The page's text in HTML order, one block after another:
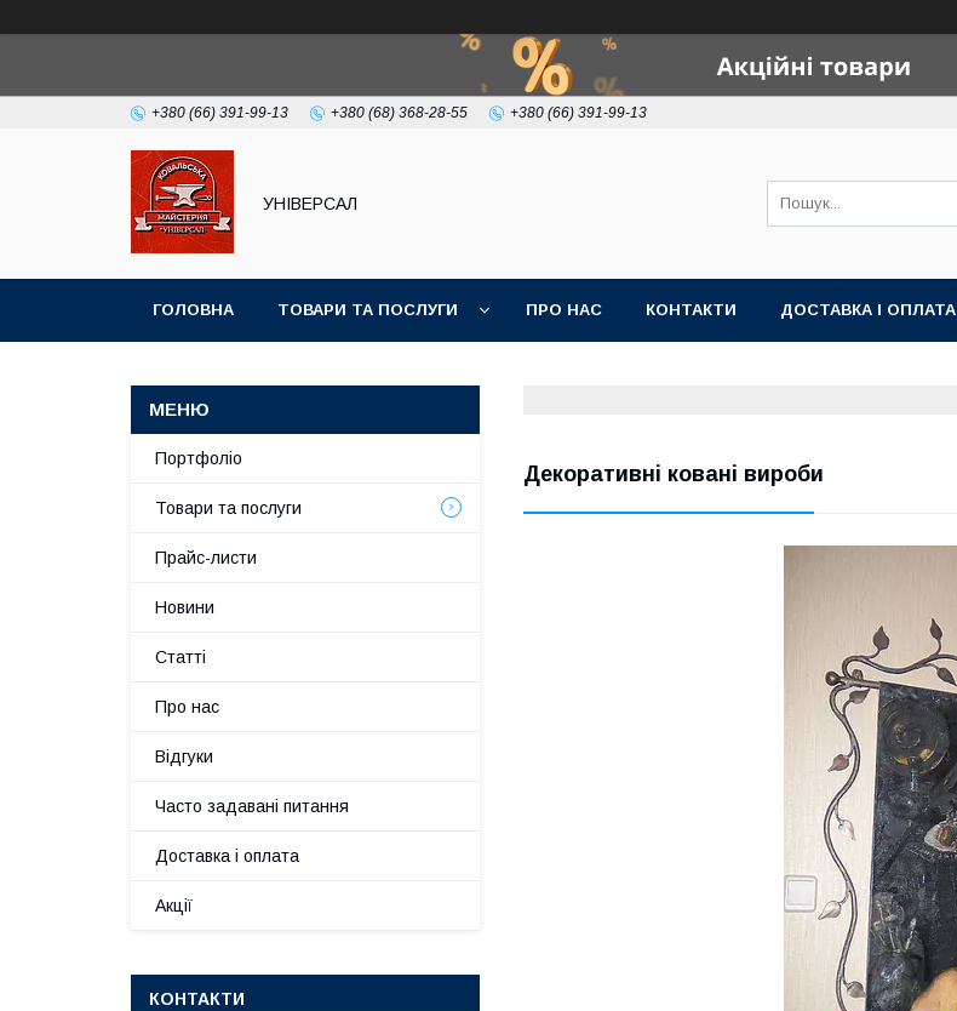
+380 (66) 391-99-13 +380 (68) 368-28-55 +380 (66) 391-99-13
УНІВЕРСАЛ
ГОЛОВНА ТОВАРИ ТА ПОСЛУГИ ПРО НАС КОНТАКТИ ДОСТАВКА І ОПЛАТА
Декоративні ковані вироби
Портфоліо
Товари та послуги
Прайс-листи
Новини
Статті
Про нас
Відгуки
Часто задавані питання
Доставка і оплата
Акції
КОНТАКТИ